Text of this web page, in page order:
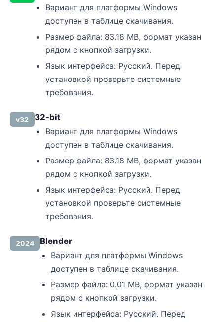
Вариант для платформы Windows
доступен в таблице скачивания.
Размер файла: 83.18 MB, формат указан
рядом с кнопкой загрузки.
Язык интерфейса: Русский. Перед
установкой проверьте системные
требования.
v32
32-bit
Вариант для платформы Windows
доступен в таблице скачивания.
Размер файла: 83.18 MB, формат указан
рядом с кнопкой загрузки.
Язык интерфейса: Русский. Перед
установкой проверьте системные
требования.
2024
Blender
Вариант для платформы Windows
доступен в таблице скачивания.
Размер файла: 0.01 MB, формат указан
рядом с кнопкой загрузки.
Язык интерфейса: Русский. Перед